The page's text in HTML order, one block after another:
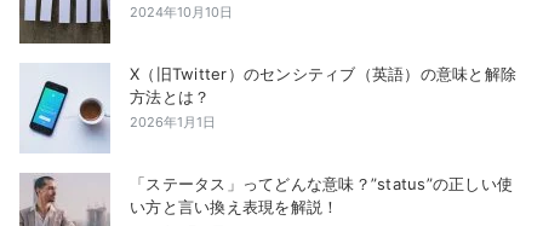
2024年10月10日
X（旧Twitter）のセンシティブ（英語）の意味と解除
方法とは？
2026年1月1日
「ステータス」ってどんな意味？”status”の正しい使
い方と言い換え表現を解説！